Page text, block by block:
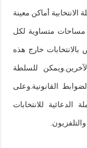
أماكن معينة
مساحات متساوية لكل
خارج هذه
للسلطة
القانونية.وعلى
الدعائية للانتخابات